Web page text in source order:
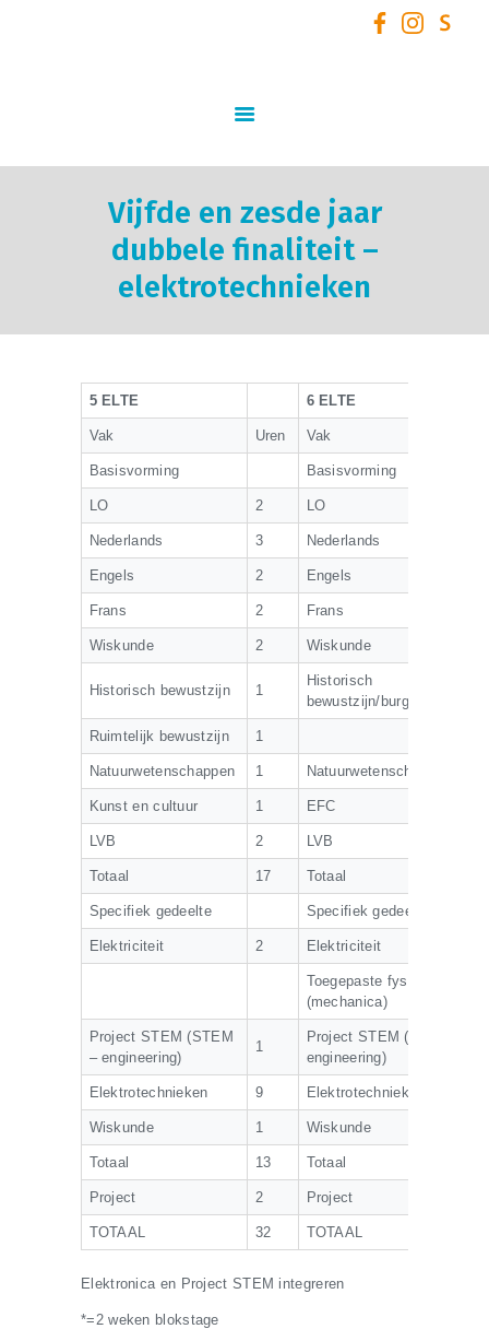
Vijfde en zesde jaar
dubbele finaliteit –
elektrotechnieken
SCHOOLVISIE
INFORMATIE
STUDIEAANBOD
SCHOOLTEAM
SCHOOLREGLEMENT
AANMELDEN /
INSCHRIJVEN VOOR
SCHOOLJAAR 2026 – 2027
+ VOLZETVERKLARINGEN
CONTACT
QUIZ
5 ELTE 6 ELTE
Vak Uren Vak
Basisvorming Basisvorming
LO 2 LO
Nederlands 3 Nederlands
Engels 2 Engels
Frans 2 Frans
Wiskunde 2 Wiskunde
Historisch bewustzijn 1
Historisch
bewustzijn/burgerschap
Ruimtelijk bewustzijn 1
Natuurwetenschappen 1 Natuurwetenschappen
Kunst en cultuur 1 EFC
LVB 2 LVB
Totaal 17 Totaal
Specifiek gedeelte Specifiek gedeelte
Elektriciteit 2 Elektriciteit
Toegepaste fysica
(mechanica)
Project STEM (STEM
– engineering)
1
Project STEM (STEM –
engineering)
Elektrotechnieken 9 Elektrotechnieken/stage*
Wiskunde 1 Wiskunde
Totaal 13 Totaal
Project 2 Project
TOTAAL 32 TOTAAL
Elektronica en Project STEM integreren
*=2 weken blokstage